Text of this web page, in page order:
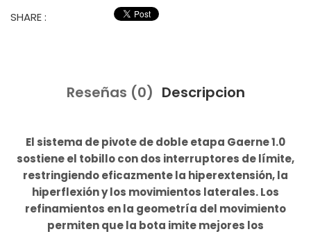
SHARE :
Reseñas (0) Descripcion
El sistema de pivote de doble etapa Gaerne 1.0
sostiene el tobillo con dos interruptores de límite,
restringiendo eficazmente la hiperextensión, la
hiperflexión y los movimientos laterales. Los
refinamientos en la geometría del movimiento
permiten que la bota imite mejores los